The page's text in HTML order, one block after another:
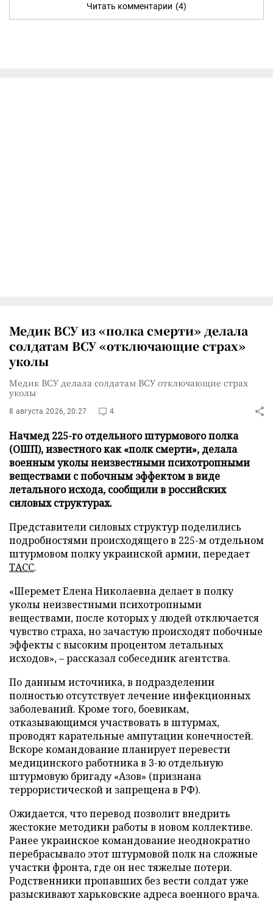
Читать комментарии (4)
Медик ВСУ из «полка смерти» делала
солдатам ВСУ «отключающие страх»
уколы
Медик ВСУ делала солдатам ВСУ отключающие страх
уколы
8 августа 2026, 20:27 4
Начмед 225-го отдельного штурмового полка
(ОШП), известного как «полк смерти», делала
военным уколы неизвестными психотропными
веществами с побочным эффектом в виде
летального исхода, сообщили в российских
силовых структурах.
Представители силовых структур поделились
подробностями происходящего в 225-м отдельном
штурмовом полку украинской армии, передает
ТАСС.
«Шеремет Елена Николаевна делает в полку
уколы неизвестными психотропными
веществами, после которых у людей отключается
чувство страха, но зачастую происходят побочные
эффекты с высоким процентом летальных
исходов», – рассказал собеседник агентства.
По данным источника, в подразделении
полностью отсутствует лечение инфекционных
заболеваний. Кроме того, боевикам,
отказывающимся участвовать в штурмах,
проводят карательные ампутации конечностей.
Вскоре командование планирует перевести
медицинского работника в 3-ю отдельную
штурмовую бригаду «Азов» (признана
террористической и запрещена в РФ).
Ожидается, что перевод позволит внедрить
жестокие методики работы в новом коллективе.
Ранее украинское командование неоднократно
перебрасывало этот штурмовой полк на сложные
участки фронта, где он нес тяжелые потери.
Родственники пропавших без вести солдат уже
разыскивают харьковские адреса военного врача.